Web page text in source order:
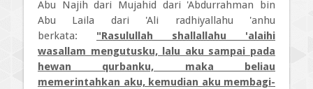
Abu Najih dari Mujahid dari 'Abdurrahman bin
Abu Laila dari 'Ali radhiyallahu 'anhu
berkata: "Rasulullah shallallahu 'alaihi
wasallam mengutusku, lalu aku sampai pada
hewan qurbanku, maka beliau
memerintahkan aku, kemudian aku membagi-